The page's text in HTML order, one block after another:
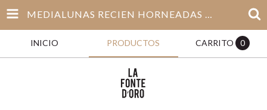
MEDIALUNAS RECIEN HORNEADAS - 12 UD
INICIO PRODUCTOS CARRITO 0